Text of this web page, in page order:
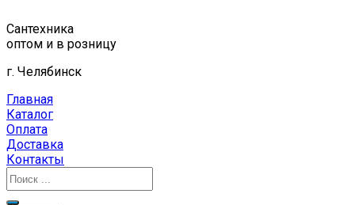
к
содержимому
Сантехника
оптом и в розницу
г. Челябинск
Главная
Каталог
Оплата
Доставка
Контакты